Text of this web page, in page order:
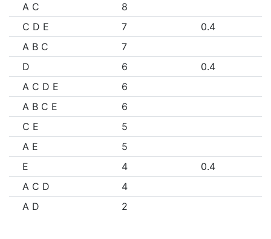
A C
8
C D E
7
0.4
A B C
7
D
6
0.4
A C D E
6
A B C E
6
C E
5
A E
5
E
4
0.4
A C D
4
A D
2